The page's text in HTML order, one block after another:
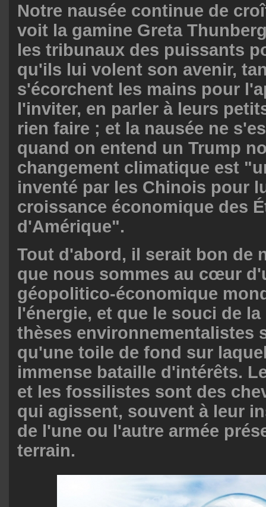
Notre nausée continue de
voit la gamine Greta
les tribunaux des puissants
qu'ils lui volent son avenir,
s'écorchent les mains pour
l'inviter, en parler à leurs
rien faire ; et la nausée ne
quand on entend un Trump
changement climatique est
inventé par les Chinois pour
croissance économique des
d'Amérique".
Tout d'abord, il serait bon de
que nous sommes au cœur
géopolitico-économique
l'énergie, et que le souci de la
thèses environnementalistes
qu'une toile de fond sur
immense bataille d'intérêts.
et les fossilistes sont des
qui agissent, souvent à leur
de l'une ou l'autre armée
terrain.